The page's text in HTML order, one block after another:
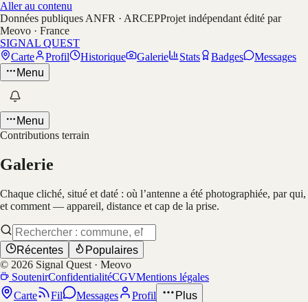
Aller au contenu
Données publiques ANFR · ARCEPProjet indépendant édité par
Meovo · France
SIGNAL QUEST
Carte
Profil Historique Galerie Stats Badges
Messages
Menu
Menu
Contributions terrain
Galerie
Chaque cliché, situé et daté : où l’antenne a été photographiée, par qui,
et comment — appareil, distance et cap de la prise.
Récentes
Populaires
© 2026 Signal Quest · Meovo
SoutenirConfidentialitéCGVMentions légales
Carte
Fil Messages Profil Plus